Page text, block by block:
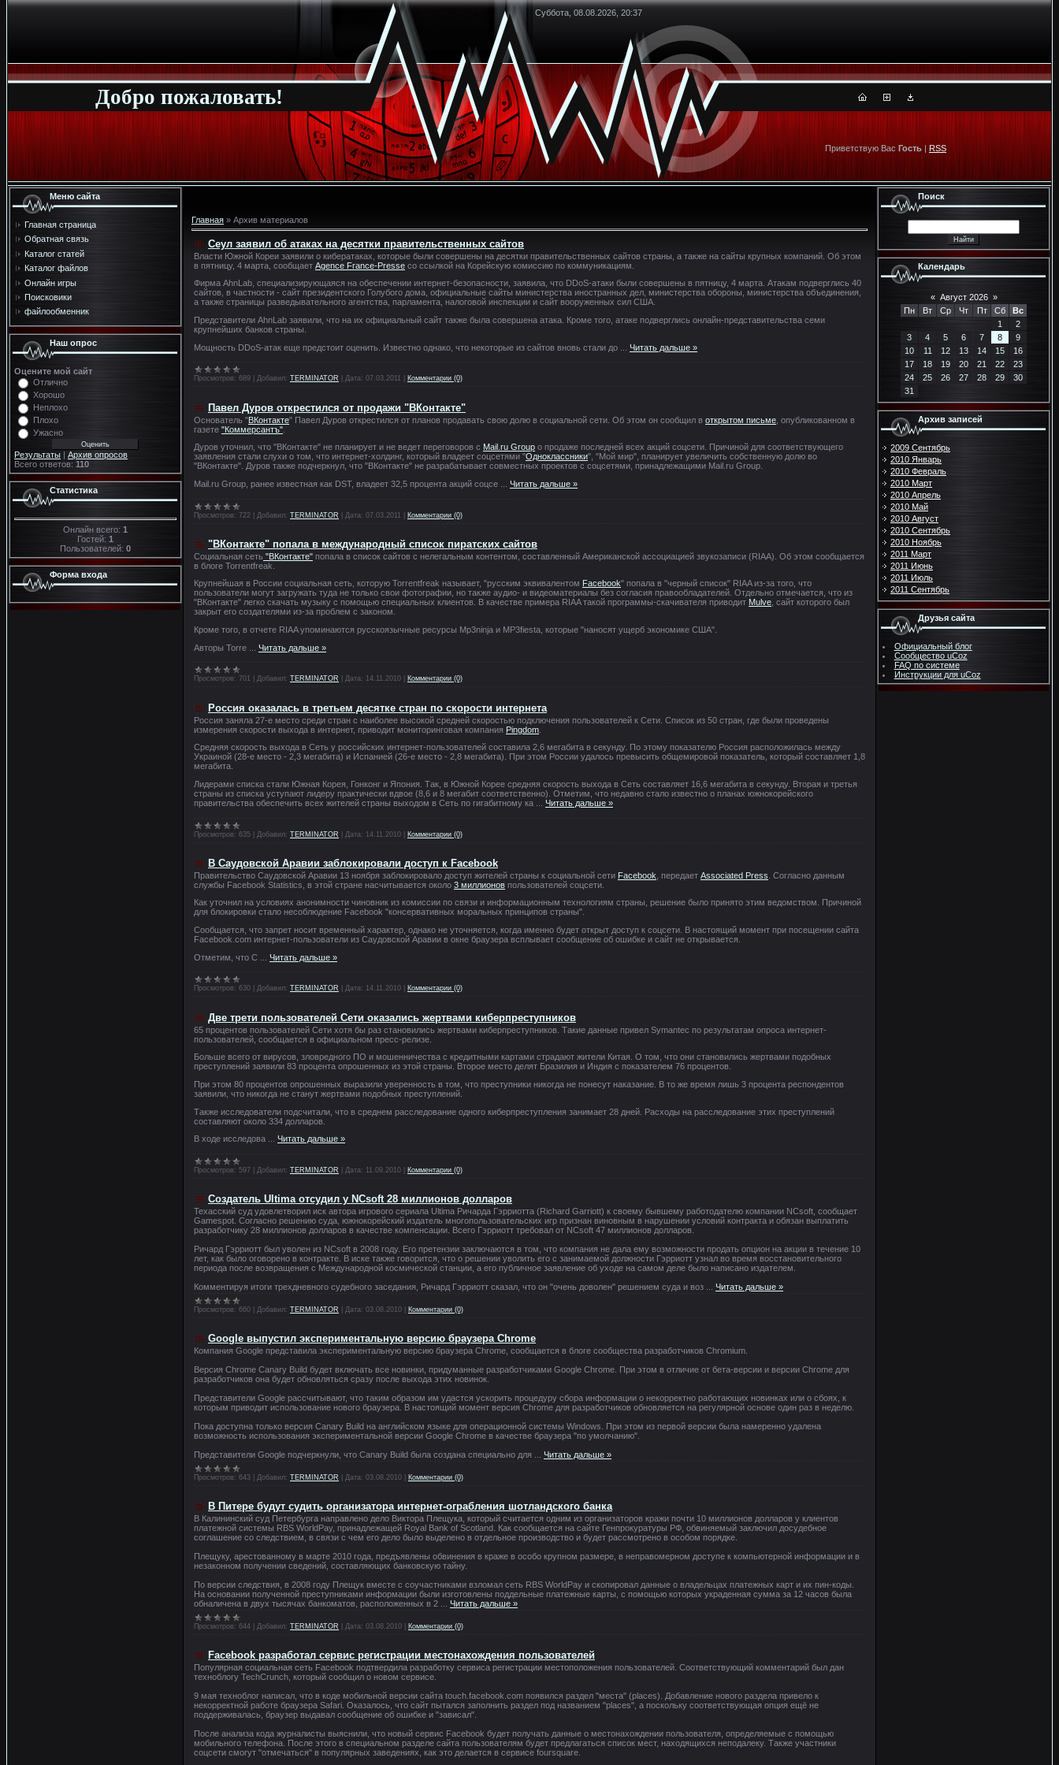
Суббота, 08.08.2026, 20:37
Добро пожаловать!
Приветствую Вас Гость | RSS
Меню сайта
Главная страница
Обратная связь
Каталог статей
Каталог файлов
Онлайн игры
Поисковики
файлообменник
Наш опрос
Оцените мой сайт
Отлично
Хорошо
Неплохо
Плохо
Ужасно
Результаты | Архив опросов
Всего ответов: 110
Статистика
Онлайн всего: 1
Гостей: 1
Пользователей: 0
Форма входа
Главная » Архив материалов
Сеул заявил об атаках на десятки правительственных сайтов
Власти Южной Кореи заявили о кибератаках, которые были совершены на десятки правительственных сайтов страны, а также на сайты крупных компаний. Об этом
в пятницу, 4 марта, сообщает Agence France-Presse со ссылкой на Корейскую комиссию по коммуникациям.
Фирма AhnLab, специализирующаяся на обеспечении интернет-безопасности, заявила, что DDoS-атаки были совершены в пятницу, 4 марта. Атакам подверглись 40
сайтов, в частности - сайт президентского Голубого дома, официальные сайты министерства иностранных дел, министерства обороны, министерства объединения,
а также страницы разведывательного агентства, парламента, налоговой инспекции и сайт вооруженных сил США.
Представители AhnLab заявили, что на их официальный сайт также была совершена атака. Кроме того, атаке подверглись онлайн-представительства семи
крупнейших банков страны.
Мощность DDoS-атак еще предстоит оценить. Известно однако, что некоторые из сайтов вновь стали до
Читать дальше »
Просмотров: 689 Добавил: TERMINATOR Дата: 07.03.2011 Комментарии (0)
Павел Дуров открестился от продажи "ВКонтакте"
Основатель "ВКонтакте" Павел Дуров открестился от планов продавать свою долю в социальной сети. Об этом он сообщил в открытом письме , опубликованном в
газете "Коммерсантъ"
Дуров уточнил, что "ВКонтакте" не планирует и не ведет переговоров с Mail.ru Group о продаже последней всех акций соцсети. Причиной для соответствующего
заявления стали слухи о том, что интернет-холдинг, который владеет соцсетями "Одноклассники", "Мой мир", планирует увеличить собственную долю во
"ВКонтакте". Дуров также подчеркнул, что "ВКонтакте" не разрабатывает совместных проектов с соцсетями, принадлежащими Mail.ru Group.
Mail.ru Group, ранее известная как DST, владеет 32,5 процента акций соцсе
Читать дальше »
Просмотров: 722 Добавил: TERMINATOR Дата: 07.03.2011 Комментарии (0)
"ВКонтакте" попала в международный список пиратских сайтов
Социальная сеть "ВКонтакте" попала в список сайтов с нелегальным контентом, составленный Американской ассоциацией звукозаписи (RIAA). Об этом сообщается
в блоге Torrentfreak.
Крупнейшая в России социальная сеть, которую Torrentfreak называет, "русским эквивалентом Facebook" попала в "черный список" RIAA из-за того, что
пользователи могут загружать туда не только свои фотографии, но также аудио- и видеоматериалы без согласия правообладателей. Отдельно отмечается, что из
"ВКонтакте" легко скачать музыку с помощью специальных клиентов. В качестве примера RIAA такой программы-скачивателя приводит Mulve , сайт которого был
закрыт его создателями из-за проблем с законом.
Кроме того, в отчете RIAA упоминаются русскоязычные ресурсы Mp3ninja и MP3fiesta, которые "наносят ущерб экономике США".
Авторы Torre
Читать дальше »
Просмотров: 701 Добавил: TERMINATOR Дата: 14.11.2010 Комментарии (0)
Россия оказалась в третьем десятке стран по скорости интернета
Россия заняла 27-е место среди стран с наиболее высокой средней скоростью подключения пользователей к Сети. Список из 50 стран, где были проведены
измерения скорости выхода в интернет, приводит мониторинговая компания Pingdom
Средняя скорость выхода в Сеть у российских интернет-пользователей составила 2,6 мегабита в секунду. По этому показателю Россия расположилась между
Украиной (28-е место - 2,3 мегабита) и Испанией (26-е место - 2,8 мегабита). При этом России удалось превысить общемировой показатель, который составляет 1,8
мегабита.
Лидерами списка стали Южная Корея, Гонконг и Япония. Так, в Южной Корее средняя скорость выхода в Сеть составляет 16,6 мегабита в секунду. Вторая и третья
страны из списка уступают лидеру практически вдвое (8,6 и 8 мегабит соответственно). Отметим, что недавно стало известно о планах южнокорейского
правительства обеспечить всех жителей страны выходом в Сеть по гигабитному ка
Читать дальше »
Просмотров: 635 Добавил: TERMINATOR Дата: 14.11.2010 Комментарии (0)
В Cаудовской Аравии заблокировали доступ к Facebook
Правительство Саудовской Аравии 13 ноября заблокировало доступ жителей страны к социальной сети Facebook , передает Associated Press . Согласно данным
службы Facebook Statistics, в этой стране насчитывается около 3 миллионов пользователей соцсети.
Как уточнил на условиях анонимности чиновник из комиссии по связи и информационным технологиям страны, решение было принято этим ведомством. Причиной
для блокировки стало несоблюдение Facebook "консервативных моральных принципов страны".
Сообщается, что запрет носит временный характер, однако не уточняется, когда именно будет открыт доступ к соцсети. В настоящий момент при посещении сайта
Facebook.com интернет-пользователи из Саудовской Аравии в окне браузера всплывает сообщение об ошибке и сайт не открывается.
Отметим, что С
Читать дальше »
Просмотров: 630 Добавил: TERMINATOR Дата: 14.11.2010 Комментарии (0)
Две трети пользователей Сети оказались жертвами киберпреступников
65 процентов пользователей Сети хотя бы раз становились жертвами киберпреступников. Такие данные привел Symantec по результатам опроса интернет-
пользователей, сообщается в официальном пресс-релизе
Больше всего от вирусов, зловредного ПО и мошенничества с кредитными картами страдают жители Китая. О том, что они становились жертвами подобных
преступлений заявили 83 процента опрошенных из этой страны. Второе место делят Бразилия и Индия с показателем 76 процентов.
При этом 80 процентов опрошенных выразили уверенность в том, что преступники никогда не понесут наказание. В то же время лишь 3 процента респондентов
заявили, что никогда не станут жертвами подобных преступлений.
Также исследователи подсчитали, что в среднем расследование одного киберпреступления занимает 28 дней. Расходы на расследование этих преступлений
составляют около 334 долларов.
В ходе исследова
Читать дальше »
Просмотров: 597 Добавил: TERMINATOR Дата: 11.09.2010 Комментарии (0)
Создатель Ultima отсудил у NCsoft 28 миллионов долларов
Техасский суд удовлетворил иск автора игрового сериала Ultima Ричарда Гэрриотта (Richard Garriott) к своему бывшему работодателю компании NCsoft, сообщает
Gamespot. Согласно решению суда, южнокорейский издатель многопользовательских игр признан виновным в нарушении условий контракта и обязан выплатить
разработчику 28 миллионов долларов в качестве компенсации. Всего Гэрриотт требовал от NCsoft 47 миллионов долларов.
Ричард Гэрриотт был уволен из NCsoft в 2008 году. Его претензии заключаются в том, что компания не дала ему возможности продать опцион на акции в течение 10
лет, как было оговорено в контракте. В иске также говорится, что о решении уволить его с занимаемой должности Гэрриотт узнал во время восстановительного
периода после возвращения с Международной космической станции, а его публичное заявление об уходе на самом деле было написано издателем.
Комментируя итоги трехдневного судебного заседания, Ричард Гэрриотт сказал, что он "очень доволен" решением суда и воз
Читать дальше »
Просмотров: 660 Добавил: TERMINATOR Дата: 03.08.2010 Комментарии (0)
Google выпустил экспериментальную версию браузера Chrome
Компания Google представила экспериментальную версию браузера Chrome, сообщается в блоге сообщества разработчиков Chromium.
Версия Chrome Canary Build будет включать все новинки, придуманные разработчиками Google Chrome. При этом в отличие от бета-версии и версии Chrome для
разработчиков она будет обновляться сразу после выхода этих новинок.
Представители Google рассчитывают, что таким образом им удастся ускорить процедуру сбора информации о некорректно работающих новинках или о сбоях, к
которым приводит использование нового браузера. В настоящий момент версия Chrome для разработчиков обновляется на регулярной основе один раз в неделю.
Пока доступна только версия Canary Build на английском языке для операционной системы Windows. При этом из первой версии была намеренно удалена
возможность использования экспериментальной версии Google Chrome в качестве браузера "по умолчанию".
Представители Google подчеркнули, что Canary Build была создана специально для
Читать дальше »
Просмотров: 643 Добавил: TERMINATOR Дата: 03.08.2010 Комментарии (0)
В Питере будут судить организатора интернет-ограбления шотландского банка
В Калининский суд Петербурга направлено дело Виктора Плещука, который считается одним из организаторов кражи почти 10 миллионов долларов у клиентов
платежной системы RBS WorldPay, принадлежащей Royal Bank of Scotland. Как сообщается на сайте Генпрокуратуры РФ, обвиняемый заключил досудебное
соглашение со следствием, в связи с чем его дело было выделено в отдельное производство и будет рассмотрено в особом порядке.
Плещуку, арестованному в марте 2010 года, предъявлены обвинения в краже в особо крупном размере, в неправомерном доступе к компьютерной информации и в
незаконном получении сведений, составляющих банковскую тайну.
По версии следствия, в 2008 году Плещук вместе с соучастниками взломал сеть RBS WorldPay и скопировал данные о владельцах платежных карт и их пин-коды.
На основании полученной преступниками информации были изготовлены поддельные платежные карты, с помощью которых украденная сумма за 12 часов была
обналичена в двух тысячах банкоматов, расположенных в 2
Читать дальше »
Просмотров: 644 Добавил: TERMINATOR Дата: 03.08.2010 Комментарии (0)
Facebook разработал сервис регистрации местонахождения пользователей
Популярная социальная сеть Facebook подтвердила разработку сервиса регистрации местоположения пользователей. Соответствующий комментарий был дан
техноблогу TechCrunch, который сообщил о новом сервисе.
9 мая техноблог написал, что в коде мобильной версии сайта touch.facebook.com появился раздел "места" (places). Добавление нового раздела привело к
некорректной работе браузера Safari. Оказалось, что сайт пытался заполнить раздел под названием "places", а поскольку соответствующая опция ещё не
поддерживалась, браузер выдавал сообщение об ошибке и "зависал".
После анализа кода журналисты выяснили, что новый сервис Facebook будет получать данные о местонахождении пользователя, определяемые с помощью
мобильного телефона. После этого в специальном разделе сайта пользователям будет предлагаться список мест, находящихся неподалеку. Также участники
соцсети смогут "отмечаться" в популярных заведениях, как это делается в сервисе foursquare.
Поиск
Календарь
« Август 2026 »
Пн
Вт Ср Чт Пт Сб
Вс
1
2
3
4 5 6 7 8
9
10
11 12 13 14 15
16
17
18 19 20 21 22
23
24
25 26 27 28 29
30
31
Архив записей
2009 Сентябрь
2010 Январь
2010 Февраль
2010 Март
2010 Апрель
2010 Май
2010 Август
2010 Сентябрь
2010 Ноябрь
2011 Март
2011 Июнь
2011 Июль
2011 Сентябрь
Друзья сайта
Официальный блог
Сообщество uCoz
FAQ по системе
Инструкции для uCoz